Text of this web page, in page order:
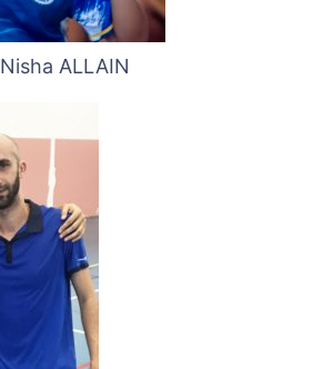
Nisha ALLAIN